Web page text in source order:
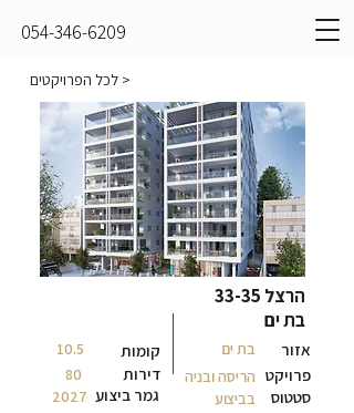
054-346-6209
< לכל הפרויקטים
הרצל 33-35
בת ים
אזור בת ים קומות 10.5
פרויקט
סטטוס
דירות הריסה ובניה
80
בביצוע
2027 גמר ביצוע